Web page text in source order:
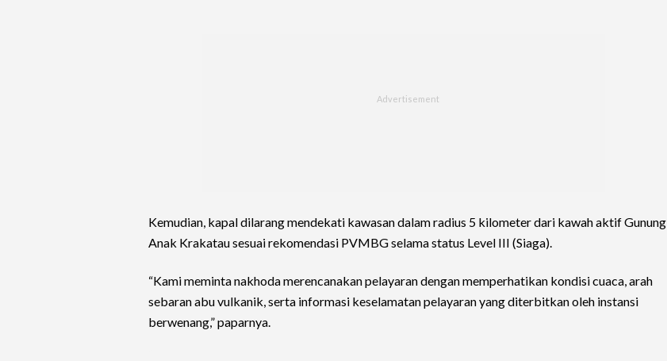
Kemudian, kapal dilarang mendekati kawasan dalam radius 5 kilometer dari kawah aktif Gunung
Anak Krakatau sesuai rekomendasi PVMBG selama status Level III (Siaga).
“Kami meminta nakhoda merencanakan pelayaran dengan memperhatikan kondisi cuaca, arah
sebaran abu vulkanik, serta informasi keselamatan pelayaran yang diterbitkan oleh instansi
berwenang,” paparnya.